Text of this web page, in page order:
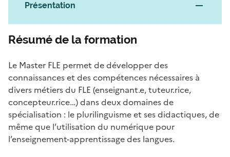
Présentation
Résumé de la formation
Le Master FLE permet de développer des
connaissances et des compétences nécessaires à
divers métiers du FLE (enseignant.e, tuteur.rice,
concepteur.rice…) dans deux domaines de
spécialisation : le plurilinguisme et ses didactiques, de
même que l’utilisation du numérique pour
l’enseignement-apprentissage des langues.